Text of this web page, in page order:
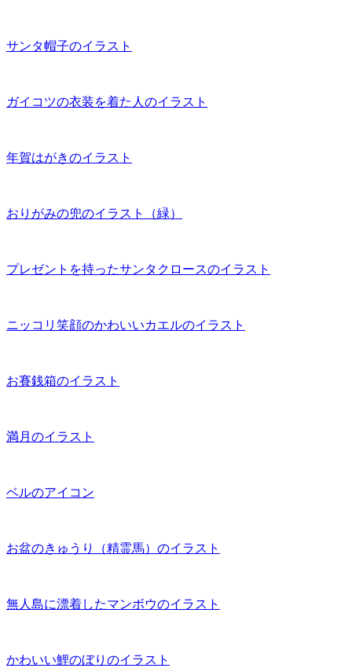
サンタ帽子のイラスト
ガイコツの衣装を着た人のイラスト
年賀はがきのイラスト
おりがみの兜のイラスト（緑）
プレゼントを持ったサンタクロースのイラスト
ニッコリ笑顔のかわいいカエルのイラスト
お賽銭箱のイラスト
満月のイラスト
ベルのアイコン
お盆のきゅうり（精霊馬）のイラスト
無人島に漂着したマンボウのイラスト
かわいい鯉のぼりのイラスト